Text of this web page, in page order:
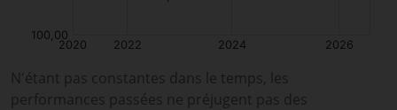
N'étant pas constantes dans le temps, les
performances passées ne préjugent pas des